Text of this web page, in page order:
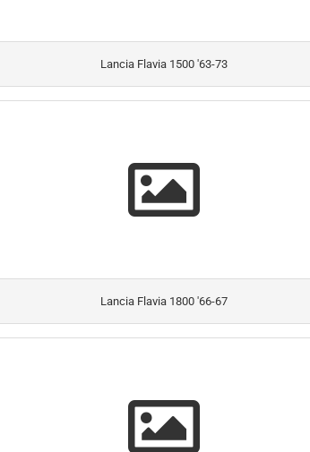
Lancia Flavia 1500 '63-73
Lancia Flavia 1800 '66-67